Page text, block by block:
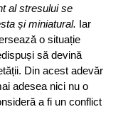
al stresului se
și miniatural. Iar
o situație
să devină
Din acest adevăr
adesea nici nu o
a fi un conflict